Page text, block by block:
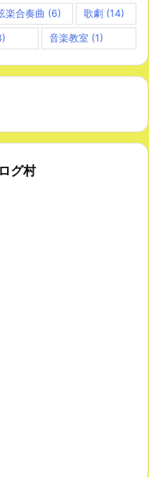
楽合奏曲 (6) 歌劇(14)
音楽教室 (1)
グ村